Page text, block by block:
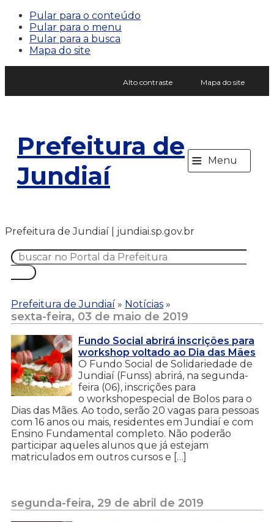
Pular para o conteúdo
Pular para o menu
Pular para a busca
Mapa do site
Alto contraste Mapa do site
Prefeitura de
Jundiaí
≡ Menu
Prefeitura de Jundiaí | jundiai.sp.gov.br
Prefeitura de Jundiaí » Notícias »
sexta-feira, 03 de maio de 2019
Fundo Social abrirá inscrições para
workshop voltado ao Dia das Mães
O Fundo Social de Solidariedade de
Jundiaí (Funss) abrirá, na segunda-
feira (06), inscrições para
o workshopespecial de Bolos para o
Dias das Mães. Ao todo, serão 20 vagas para pessoas
com 16 anos ou mais, residentes em Jundiaí e com
Ensino Fundamental completo. Não poderão
participar aqueles alunos que já estejam
matriculados em outros cursos e […]
segunda-feira, 29 de abril de 2019